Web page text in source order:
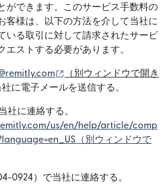
ができます。このサービス手数料の
客様は、以下の方法を介して当社に
いる取引に対して請求されたサービ
エストする必要があります。
（別ウィンドウで開き
⁠（別ウィンドウで開き
に電子メールを送信する。
社に連絡する。
us/en/help/article/comp
（別ウィンドウで
別ウィンドウで開きます）
0924）で当社に連絡する。